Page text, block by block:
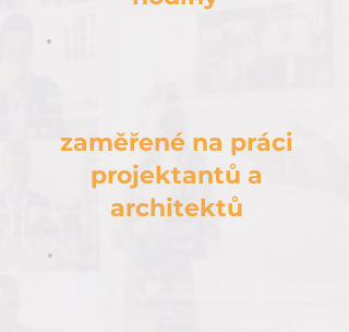
zaměřené na práci
projektantů a
architektů